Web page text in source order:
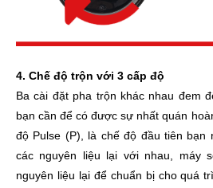
4. Chế độ trộn với 3 cấp độ
Ba cài đặt pha trộn khác nhau đem
bạn cần để có được sự nhất quán
độ Pulse (P), là chế độ đầu tiên bạn
các nguyên liệu lại với nhau, máy
nguyên liệu lại để chuẩn bị cho quá